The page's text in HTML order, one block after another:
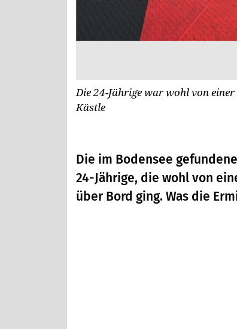
Die 24-Jährige war wohl von
Kästle
Die im Bodensee
24-Jährige, die wohl von
über Bord ging. Was die